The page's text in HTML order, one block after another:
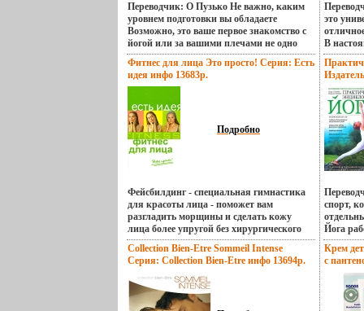
Переводчик: О Пузько Не важно, каким
уровнем подготовки вы обладаете
Возможно, это ваше первое знакомство с
йогой или за вашими плечами не одно
занятие В любом случае вы найдете в
этой книге что-то бьльцинтересное
Простые, доступные и
овладеть основными асанами йоги Автор
сознательно отказывается от сложных и
акробатических поз, представленные
здесь упражнения могут выполнить люди
любого возраста Помимо физической
составляющей йовйхйшги, вы откроете
С помощью расслабляющих,
дыхательных и медитативных
упражнений вы достигнете полной
душевной гармонии и погрузитесь в
состояние умиротворения Автор Анна
Трекес.
Фитнес для лица Это просто! Серия: Есть
идея инфо 13683p.
Подробно
Фейсбилдинг - специальная гимнастика
для красоты лица - поможет вам
разгладить морщины и сделать кожу
лица более упругой без хирургического
вмешательства В книге представлены
различные комплексы упражнений,
кбьльфоторые вы сможете успешно
использовать в соответствии с возрастом
и типами мимики Дополнив гимнастику
рациональным питанием и
Collection Bien-Etre Sommeil Intense
Серия: Collection Bien-Etre инфо 13694p.
это
В
пособий
то она
ног и
веса,
работу
болей и
Тираж:
спорт,
Йога
вашего
влияют
Крем
с
13720p.